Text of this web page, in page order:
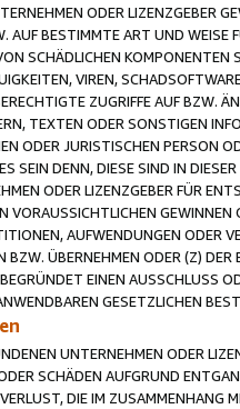
ODER LIZENZGEBER
AUF BESTIMMTE ART UND
SCHÄDLICHEN
VIREN,
ZUGRIFFE AUF BZW.
TEXTEN ODER SONSTIGEN
ODER JURISTISCHEN PERSON
SEIN DENN, DIESE SIND IN
ODER LIZENZGEBER FÜR
VORAUSSICHTLICHEN
AUFWENDUNGEN ODER
BZW. ÜBERNEHMEN ODER (Z)
EINEN AUSSCHLUSS
GESETZLICHEN
UNTERNEHMEN ODER
SCHÄDEN AUFGRUND
DIE IM ZUSAMMENHANG